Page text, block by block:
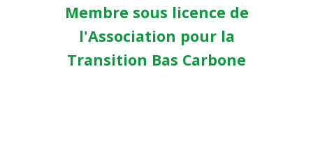
Membre sous licence de
l'Association pour la
Transition Bas Carbone